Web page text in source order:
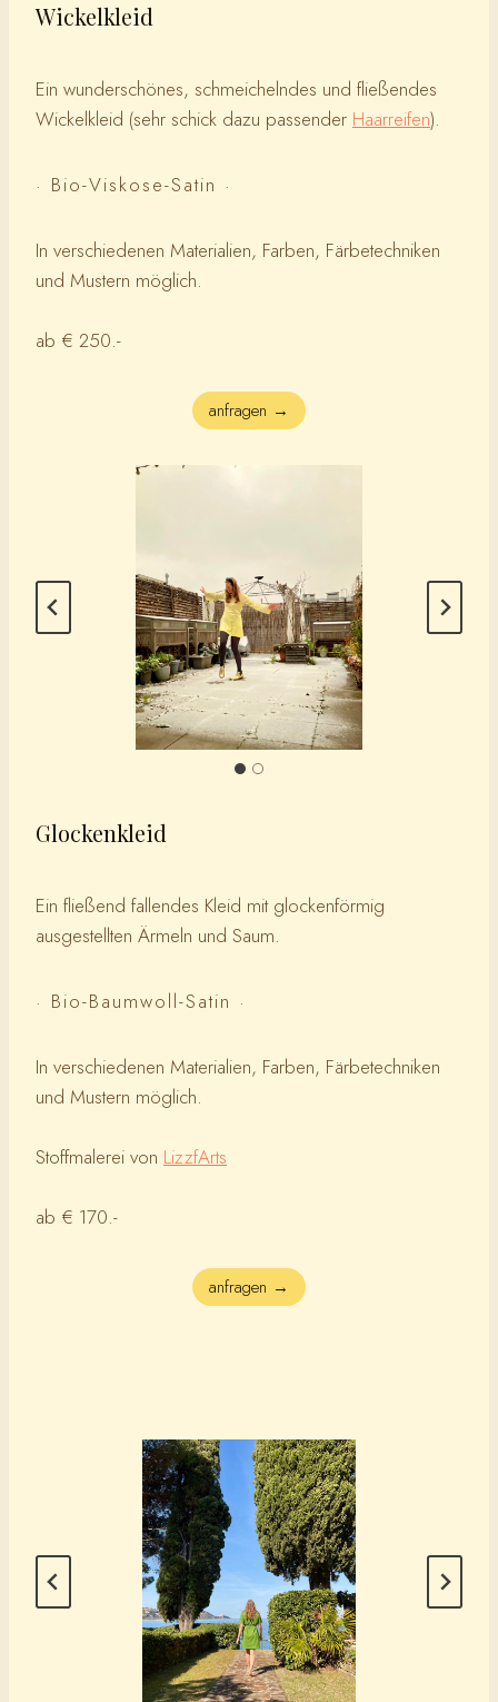
Wickelkleid
Ein wunderschönes, schmeichelndes und fließendes
Wickelkleid (sehr schick dazu passender Haarreifen).
· Bio-Viskose-Satin ·
In verschiedenen Materialien, Farben, Färbetechniken
und Mustern möglich.
ab € 250.-
anfragen →
Glockenkleid
Ein fließend fallendes Kleid mit glockenförmig
ausgestellten Ärmeln und Saum.
· Bio-Baumwoll-Satin ·
In verschiedenen Materialien, Farben, Färbetechniken
und Mustern möglich.
Stoffmalerei von LizzfArts
ab € 170.-
anfragen →